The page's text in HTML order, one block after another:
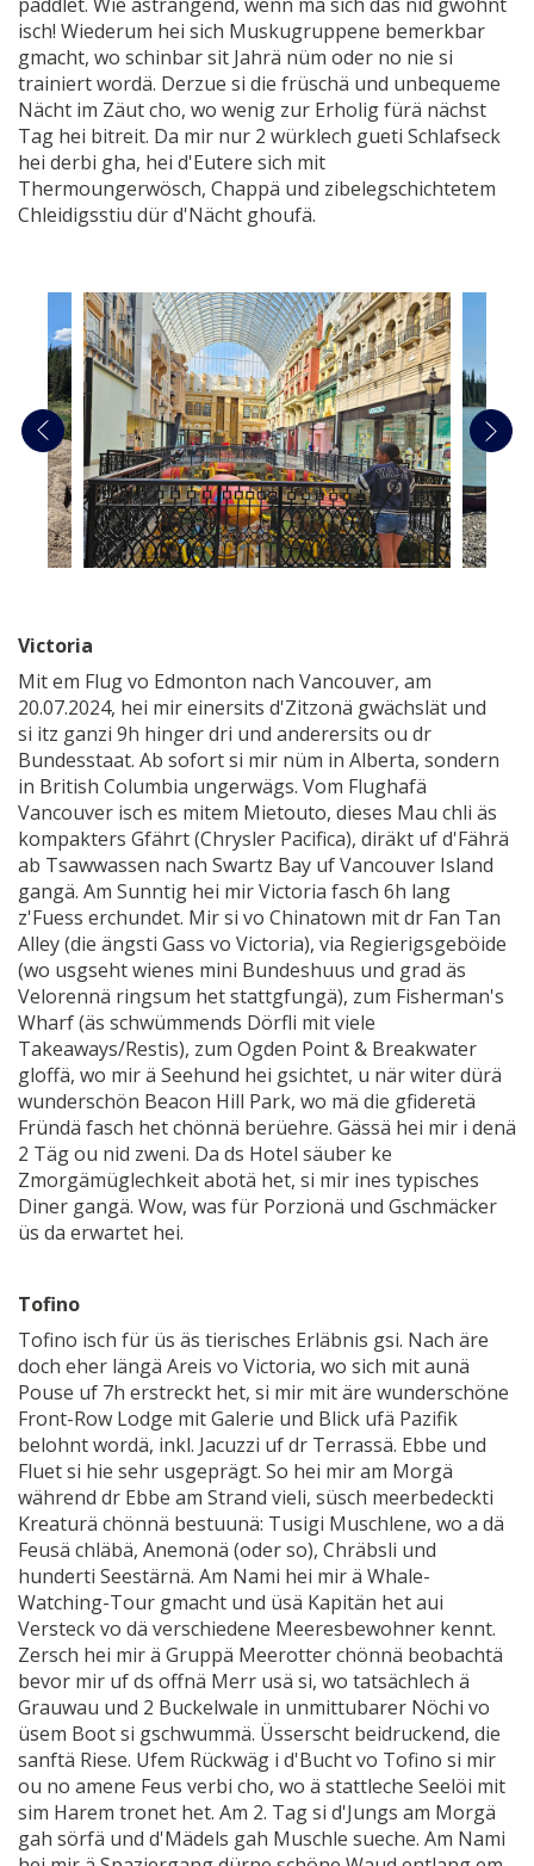
isch! Wiederum hei sich Muskugruppene bemerkbar
gmacht, wo schinbar sit Jahrä nüm oder no nie si
trainiert wordä. Derzue si die früschä und unbequeme
Nächt im Zäut cho, wo wenig zur Erholig fürä nächst
Tag hei bitreit. Da mir nur 2 würklech gueti Schlafseck
hei derbi gha, hei d'Eutere sich mit
Thermoungerwösch, Chappä und zibelegschichtetem
Chleidigsstiu dür d'Nächt ghoufä.
Victoria
Mit em Flug vo Edmonton nach Vancouver, am
20.07.2024, hei mir einersits d'Zitzonä gwächslät und
si itz ganzi 9h hinger dri und anderersits ou dr
Bundesstaat. Ab sofort si mir nüm in Alberta, sondern
in British Columbia ungerwägs. Vom Flughafä
Vancouver isch es mitem Mietouto, dieses Mau chli äs
kompakters Gfährt (Chrysler Pacifica), diräkt uf d'Fährä
ab Tsawwassen nach Swartz Bay uf Vancouver Island
gangä. Am Sunntig hei mir Victoria fasch 6h lang
z'Fuess erchundet. Mir si vo Chinatown mit dr Fan Tan
Alley (die ängsti Gass vo Victoria), via Regierigsgeböide
(wo usgseht wienes mini Bundeshuus und grad äs
Velorennä ringsum het stattgfungä), zum Fisherman's
Wharf (äs schwümmends Dörfli mit viele
Takeaways/Restis), zum Ogden Point & Breakwater
gloffä, wo mir ä Seehund hei gsichtet, u när witer dürä
wunderschön Beacon Hill Park, wo mä die gfideretä
Fründä fasch het chönnä berüehre. Gässä hei mir i denä
2 Täg ou nid zweni. Da ds Hotel säuber ke
Zmorgämüglechkeit abotä het, si mir ines typisches
Diner gangä. Wow, was für Porzionä und Gschmäcker
üs da erwartet hei.
Tofino
Tofino isch für üs äs tierisches Erläbnis gsi. Nach äre
doch eher längä Areis vo Victoria, wo sich mit aunä
Pouse uf 7h erstreckt het, si mir mit äre wunderschöne
Front-Row Lodge mit Galerie und Blick ufä Pazifik
belohnt wordä, inkl. Jacuzzi uf dr Terrassä. Ebbe und
Fluet si hie sehr usgeprägt. So hei mir am Morgä
während dr Ebbe am Strand vieli, süsch meerbedeckti
Kreaturä chönnä bestuunä: Tusigi Muschlene, wo a dä
Feusä chläbä, Anemonä (oder so), Chräbsli und
hunderti Seestärnä. Am Nami hei mir ä Whale-
Watching-Tour gmacht und üsä Kapitän het aui
Versteck vo dä verschiedene Meeresbewohner kennt.
Zersch hei mir ä Gruppä Meerotter chönnä beobachtä
bevor mir uf ds offnä Merr usä si, wo tatsächlech ä
Grauwau und 2 Buckelwale in unmittubarer Nöchi vo
üsem Boot si gschwummä. Üsserscht beidruckend, die
sanftä Riese. Ufem Rückwäg i d'Bucht vo Tofino si mir
ou no amene Feus verbi cho, wo ä stattleche Seelöi mit
sim Harem tronet het. Am 2. Tag si d'Jungs am Morgä
gah sörfä und d'Mädels gah Muschle sueche. Am Nami